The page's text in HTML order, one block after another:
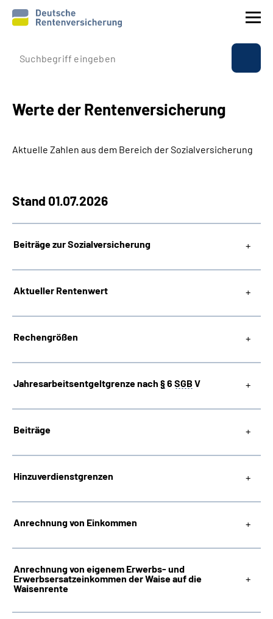
Prävention
Reha
Experten
Online-Services
Language
Mein Kundenportal
Werte der Rentenversicherung
Aktuelle Zahlen aus dem Bereich der Sozialversicherung
Stand 01.07.2026
Beiträge zur Sozialversicherung
Aktueller Rentenwert
Rechengrößen
Jahresarbeitsentgeltgrenze nach §6 SGB V
Beiträge
Hinzuverdienstgrenzen
Anrechnung von Einkommen
Anrechnung von eigenem Erwerbs- und
Erwerbsersatzeinkommen der Waise auf die
Waisenrente